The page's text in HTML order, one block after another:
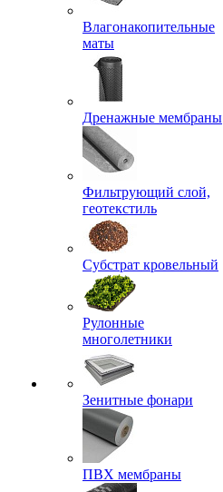
Влагонакопительные
маты
Дренажные мембраны
Фильтрующий слой,
геотекстиль
Субстрат кровельный
Рулонные
многолетники
Зенитные фонари
ПВХ мембраны